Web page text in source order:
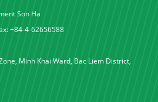
Son Ha
+84-4-62656588
Minh Khai Ward, Bac Liem District,